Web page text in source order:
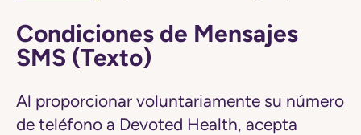
Condiciones de Mensajes
SMS (Texto)
Al proporcionar voluntariamente su número
de teléfono a Devoted Health, acepta